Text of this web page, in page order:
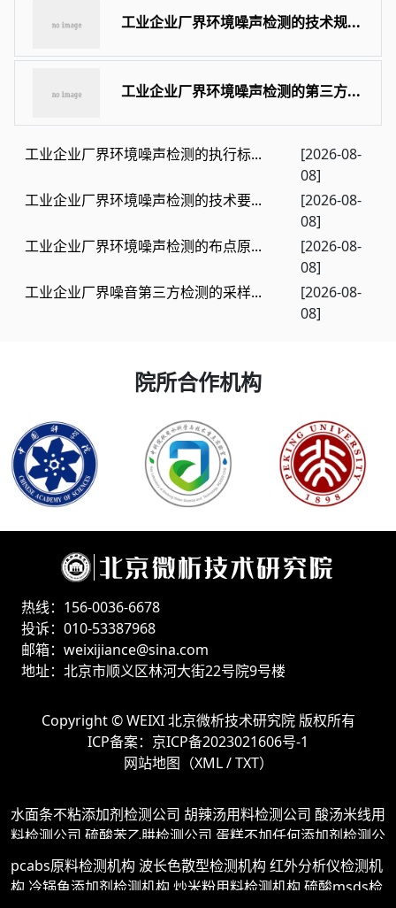
工业企业厂界环境噪声检测的技术规...
工业企业厂界环境噪声检测的第三方...
工业企业厂界环境噪声检测的执行标...
[2026-08-
08]
工业企业厂界环境噪声检测的技术要...
[2026-08-
08]
工业企业厂界环境噪声检测的布点原...
[2026-08-
08]
工业企业厂界噪音第三方检测的采样...
[2026-08-
08]
院所合作机构
热线：156-0036-6678
投诉：010-53387968
邮箱：weixijiance@sina.com
地址：北京市顺义区林河大街22号院9号楼
Copyright ©WEIXI 北京微析技术研究院版权所有
ICP备案： 京ICP备2023021606号-1
网站地图（XML/TXT）
水面条不粘添加剂检测公司 胡辣汤用料检测公司 酸汤米线用
料检测公司 硫酸苯乙肼检测公司 蛋糕不加任何添加剂检测公
pp和pvc原料检测公司 产品金属检测公司 芘拉曼光谱检
测公司橡胶密封材料检测公司庚炔检测公司调味品花椒检
pcabs原料检测机构 波长色散型检测机构 红外分析仪检测机
构 冷锅鱼添加剂检测机构 炒米粉用料检测机构 硫酸msds检